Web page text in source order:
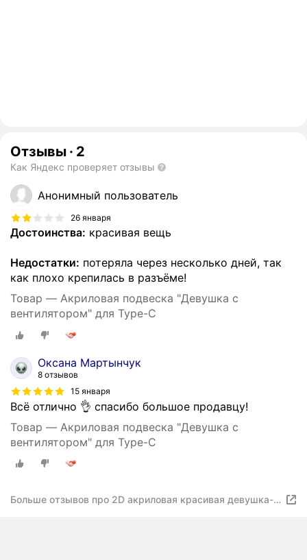
Отзывы · 2
Как Яндекс проверяет отзывы
Анонимный пользователь
26 января
Достоинства: красивая вещь
Недостатки: потеряла через несколько дней, так
как плохо крепилась в разъёме!
Товар — Акриловая подвеска "Девушка с
вентилятором" для Type-C
Оксана Мартынчук
8 отзывов
15 января
Всё отлично 👌 спасибо большое продавцу!
Товар — Акриловая подвеска "Девушка с
вентилятором" для Type-C
Больше отзывов про 2D акриловая красивая девушка-